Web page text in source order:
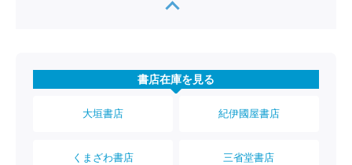
書店在庫を見る
大垣書店 紀伊國屋書店
くまざわ書店 三省堂書店